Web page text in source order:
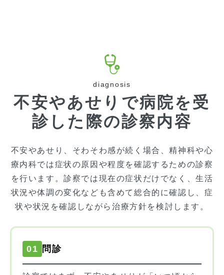
diagnosis
不安やあせりで病院を受
診した際の診察内容
不安やあせり、そわそわ感が続く場合、精神科や心
療内科では症状の原因や程度を確認するための診察
を行います。診察では現在の症状だけでなく、生活
状況や体調の変化なども含めて総合的に確認し、症
状や状況を確認しながら治療方針を検討します。
01 問診